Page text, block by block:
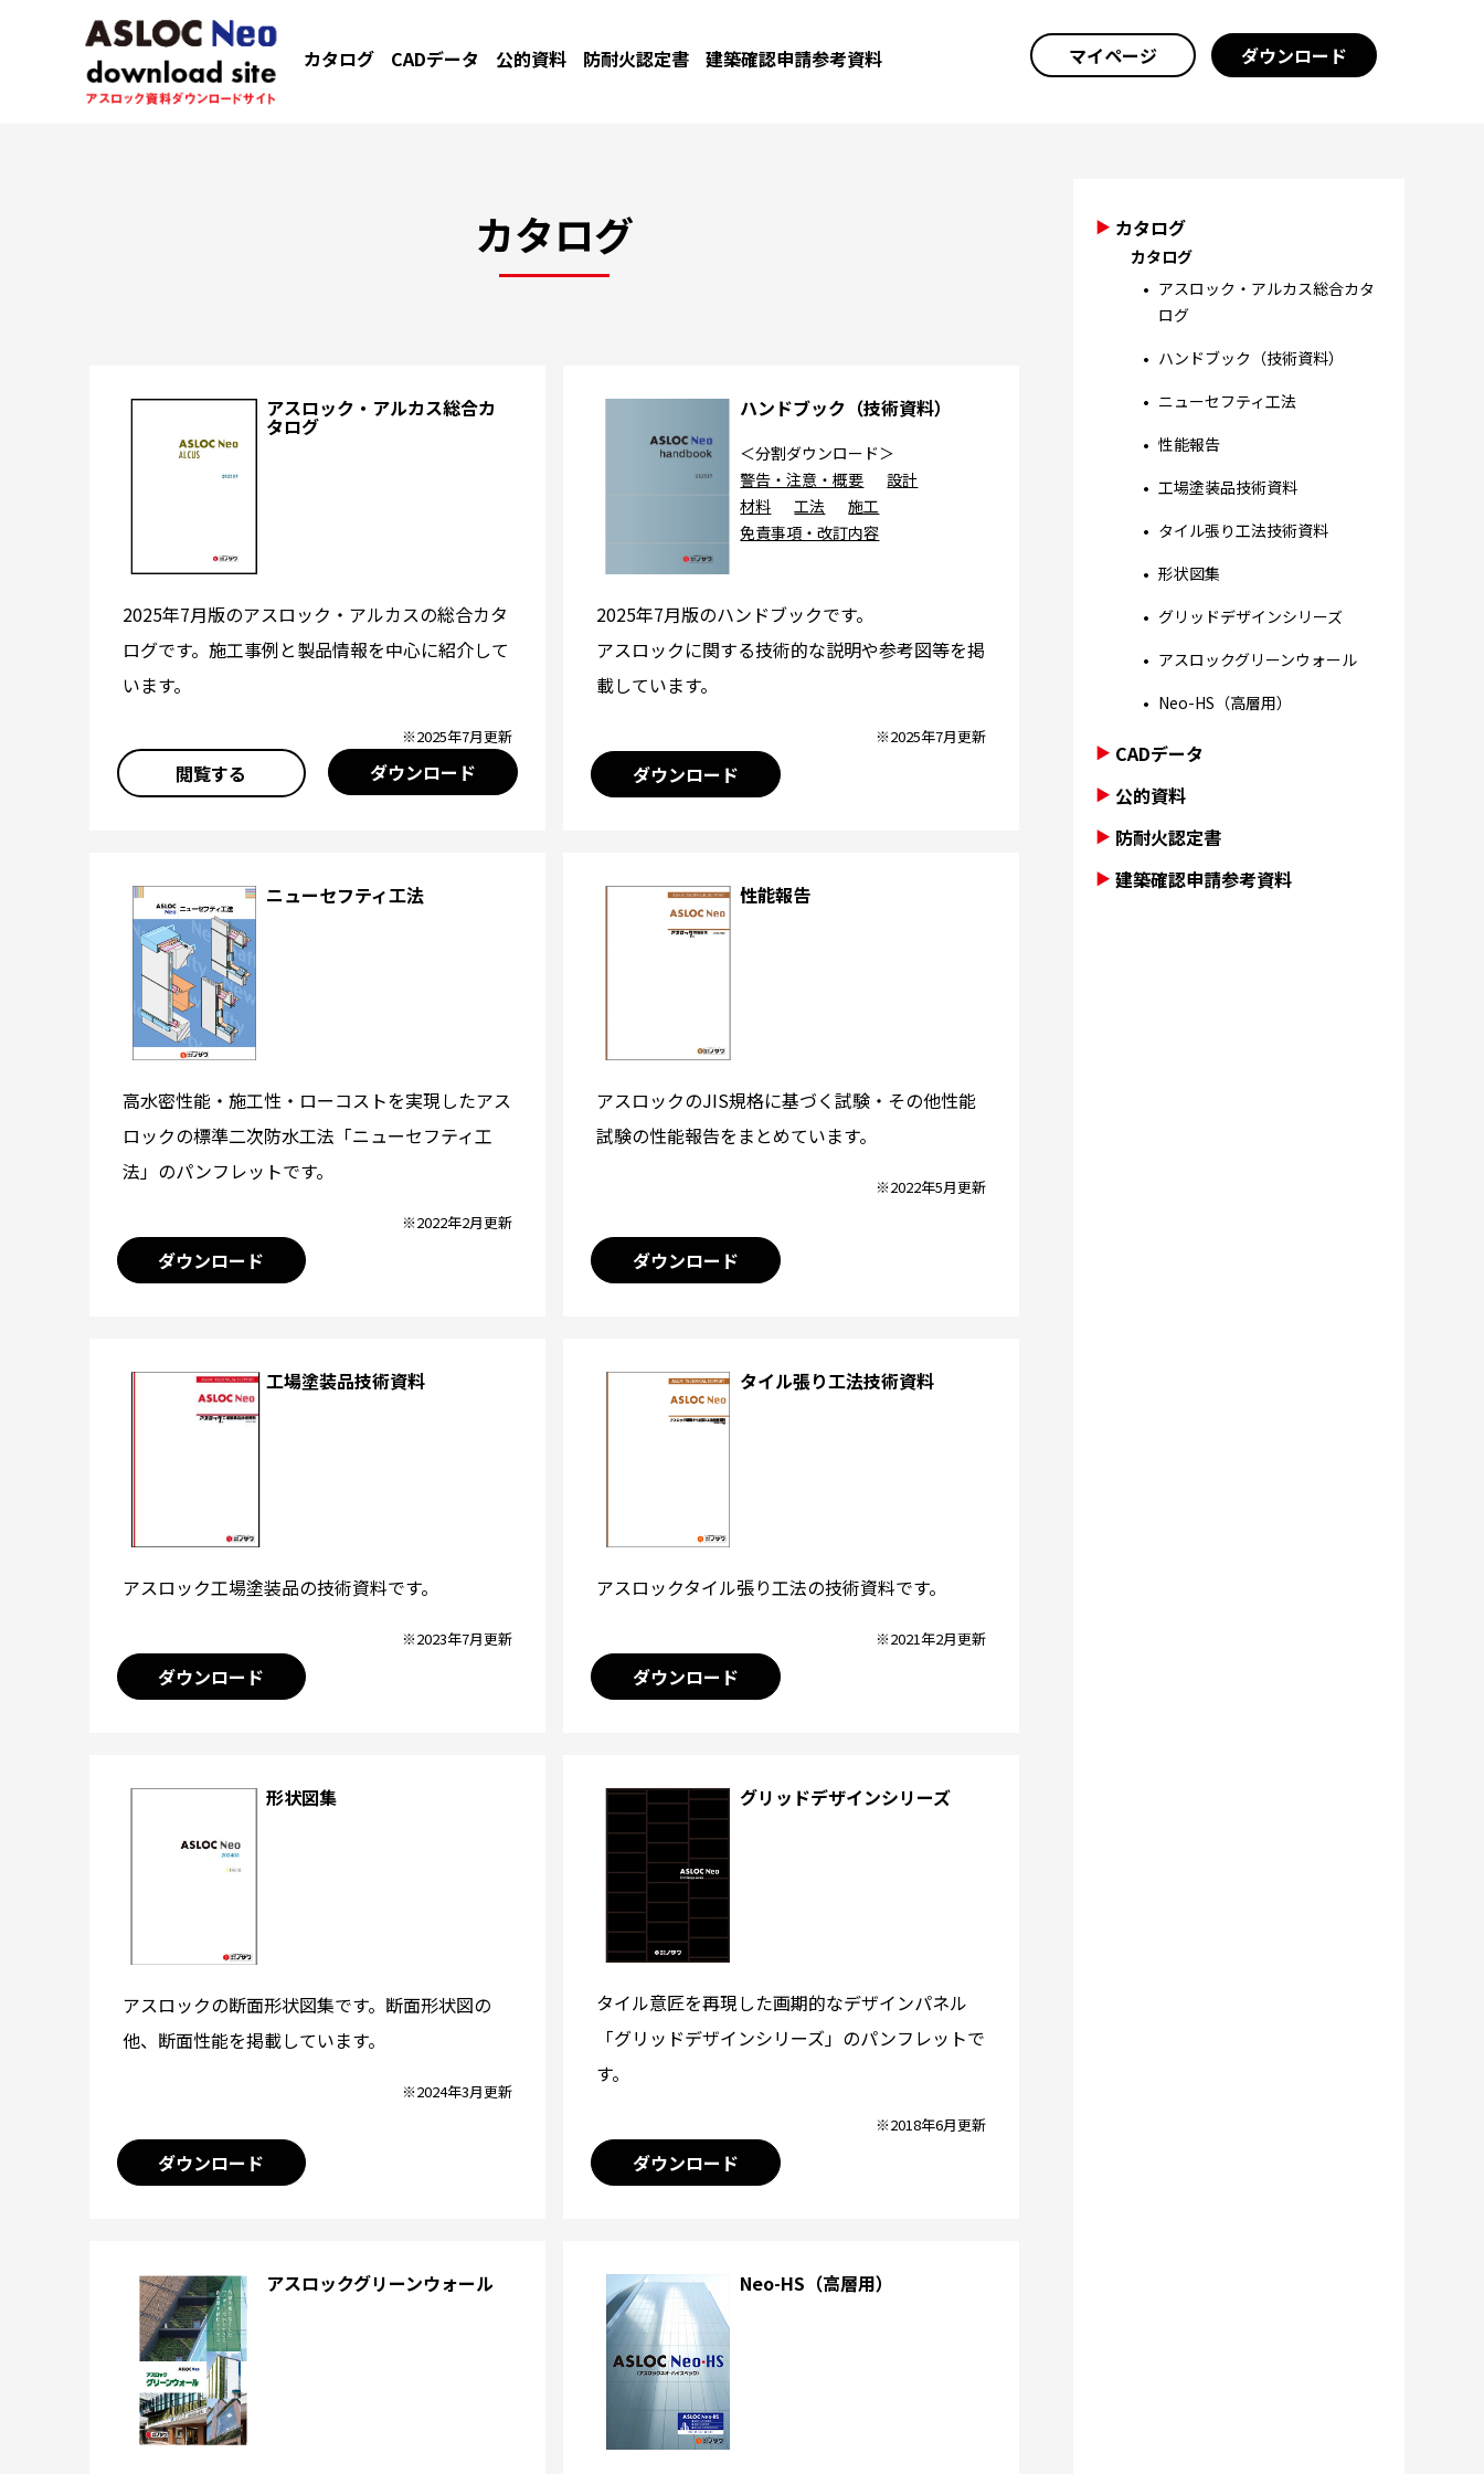
カタログ CADデータ 公的資料 防耐火認定書 建築確認申請参考資料 マイページ ダウンロード
カタログ
アスロック・アルカス総合カ
タログ
2025年7月版のアスロック・アルカスの総合カタ
ログです。施工事例と製品情報を中心に紹介して
います。
※2025年7月更新
閲覧する ダウンロード
ハンドブック（技術資料）
＜分割ダウンロード＞
警告・注意・概要
設計
材料
工法
施工
免責事項・改訂内容
2025年7月版のハンドブックです。
アスロックに関する技術的な説明や参考図等を掲
載しています。
※2025年7月更新
ダウンロード
ニューセフティ工法
高水密性能・施工性・ローコストを実現したアス
ロックの標準二次防水工法「ニューセフティ工
法」のパンフレットです。
※2022年2月更新
ダウンロード
性能報告
アスロックのJIS規格に基づく試験・その他性能
試験の性能報告をまとめています。
※2022年5月更新
ダウンロード
工場塗装品技術資料
アスロック工場塗装品の技術資料です。
※2023年7月更新
ダウンロード
タイル張り工法技術資料
アスロックタイル張り工法の技術資料です。
※2021年2月更新
ダウンロード
形状図集
アスロックの断面形状図集です。断面形状図の
他、断面性能を掲載しています。
※2024年3月更新
ダウンロード
グリッドデザインシリーズ
タイル意匠を再現した画期的なデザインパネル
「グリッドデザインシリーズ」のパンフレットで
す。
※2018年6月更新
ダウンロード
アスロックグリーンウォール Neo-HS（高層用）
カタログ
カタログ
アスロック・アルカス総合カタ
ログ
ハンドブック（技術資料）
ニューセフティ工法
性能報告
工場塗装品技術資料
タイル張り工法技術資料
形状図集
グリッドデザインシリーズ
アスロックグリーンウォール
Neo-HS（高層用）
CADデータ
公的資料
防耐火認定書
建築確認申請参考資料